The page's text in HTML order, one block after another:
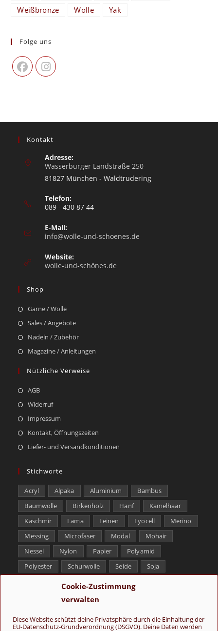
Cookie-Zustimmung
verwalten
Diese Website schützt deine Privatsphäre durch die Einhaltung der
EU-Datenschutz-Grundverordnung (DSGVO). Deine Daten werden
Weißbronze
Wolle Yak
Folge uns
Kontakt
Adresse:
Wasserburger Landstraße 250
81827 München - Waldtrudering
Telefon:
089 - 430 87 44
E-Mail:
info@wolle-und-schoenes.de
Website:
wolle-und-schönes.de
Shop
Garne / Wolle
Sales / Angebote
Nadeln / Zubehör
Magazine / Anleitungen
Nützliche Verweise
AGB
Widerruf
Impressum
Kontakt, Öffnungszeiten
Liefer- und Versandkonditionen
Stichworte
Acryl Alpaka Aluminium
Bambus
Baumwolle
Birkenholz Hanf
Kamelhaar
Kaschmir
Lama Leinen Lyocell
Merino
Messing
Microfaser Modal
Mohair
Nessel
Nylon Papier
Polyamid
Polyester
Schurwolle Seide
Soja
Tencel
Yak
Folge uns